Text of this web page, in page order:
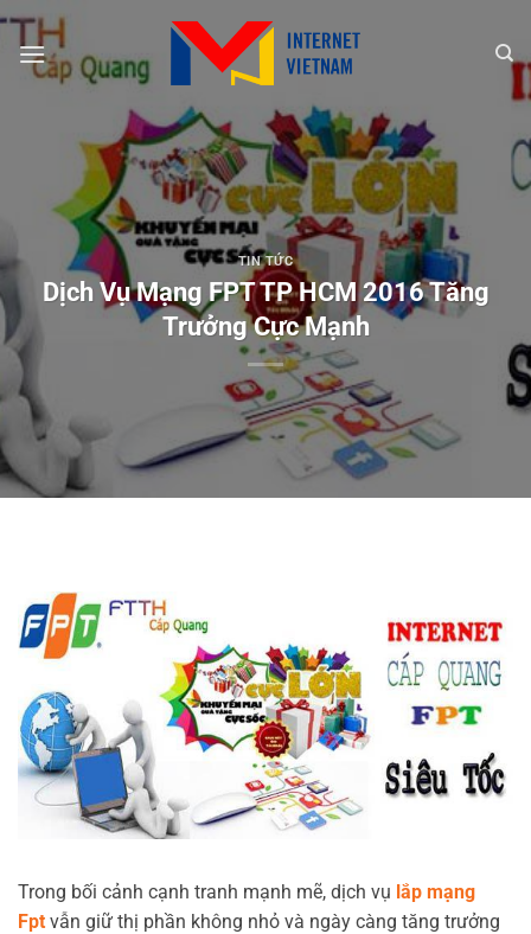
Chuyển
đến
TIN TỨC
Dịch Vụ Mạng FPT TP HCM 2016 Tăng
Trưởng Cực Mạnh
Trong bối cảnh cạnh tranh mạnh mẽ, dịch vụ lắp mạng
Fpt vẫn giữ thị phần không nhỏ và ngày càng tăng trưởng